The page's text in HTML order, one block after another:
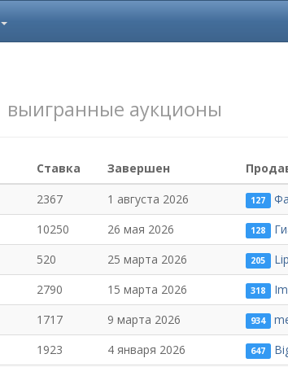
выигранные аукционы
Ставка Завершен
2367 1 августа 2026 127
10250 26 мая 2026 128
520 25 марта 2026 205
2790 15 марта 2026 318
1717 9 марта 2026 934
1923 4 января 2026 647